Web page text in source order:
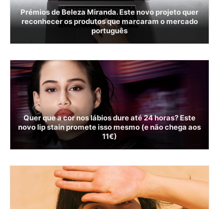
Prémios de Beleza Miranda. Este novo projeto quer
reconhecer os produtos que marcaram o mercado
português
Quer que a cor nos lábios dure até 24 horas? Este
novo lip stain promete isso mesmo (e não chega aos
11€)